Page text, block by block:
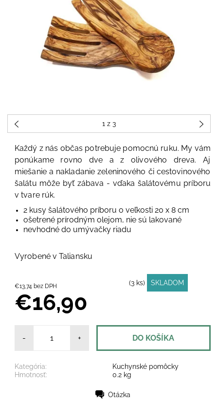
1 z 3
Každý z nás občas potrebuje pomocnú ruku. My vám
ponúkame rovno dve a z olivového dreva. Aj
miešanie a nakladanie zeleninového či cestovinového
šalátu môže byť zábava - vďaka šalátovému príboru
v tvare rúk.
2 kusy šalátového príboru o veľkosti 20 x 8 cm
ošetrené prírodným olejom, nie sú lakované
nevhodné do umývačky riadu
Vyrobené v Taliansku
€13,74 bez DPH (3 ks) SKLADOM
€16,90
- +
Kategória:
Kuchynské pomôcky
Hmotnosť:
0.2 kg
Otázka